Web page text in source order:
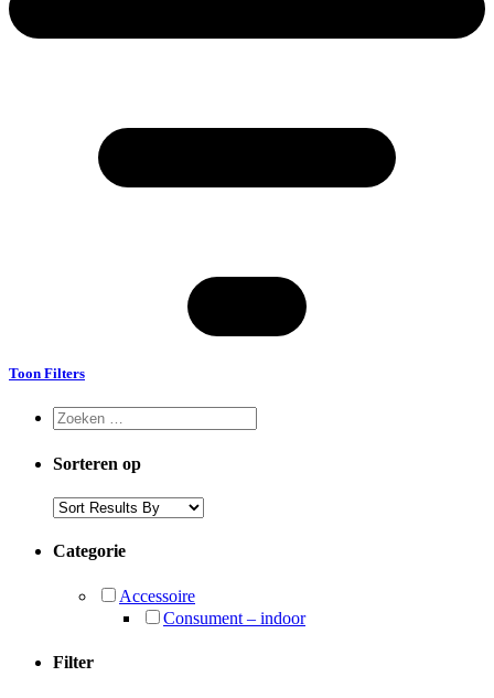
Toon Filters
Sorteren op
Categorie
Accessoire
Consument – indoor
Filter